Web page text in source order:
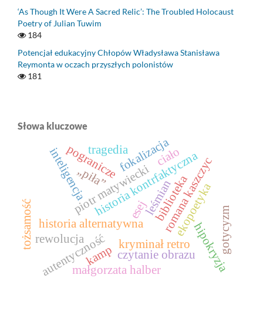
‘As Though It Were A Sacred Relic’: The Troubled Holocaust
Poetry of Julian Tuwim
184
Potencjał edukacyjny Chłopów Władysława Stanisława
Reymonta w oczach przyszłych polonistów
181
Słowa kluczowe
kryminał retro
historia alternatywna
historia kontrfaktyczna
esej
piotr matywiecki
inteligencja biblioteka
romana kaszczyc
ekopoetyka
pogranicze
hipokryzja
autentyczność
fokalizacja
czytanie obrazu
małgorzata halber
tragedia
leśmian
rewolucja
ciało
„piła”
tożsamość gotycyzm
kamp